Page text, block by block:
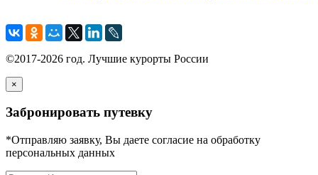
©2017-2026 год. Лучшие курорты России
×
Забронировать путевку
*Отправляю заявку, Вы даете согласие на обработку
персональных данных